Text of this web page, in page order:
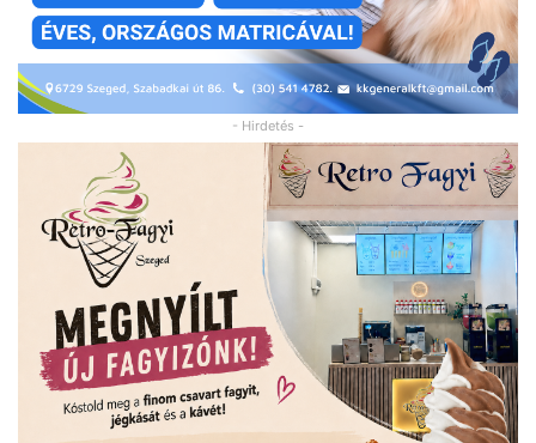
- Hirdetés -